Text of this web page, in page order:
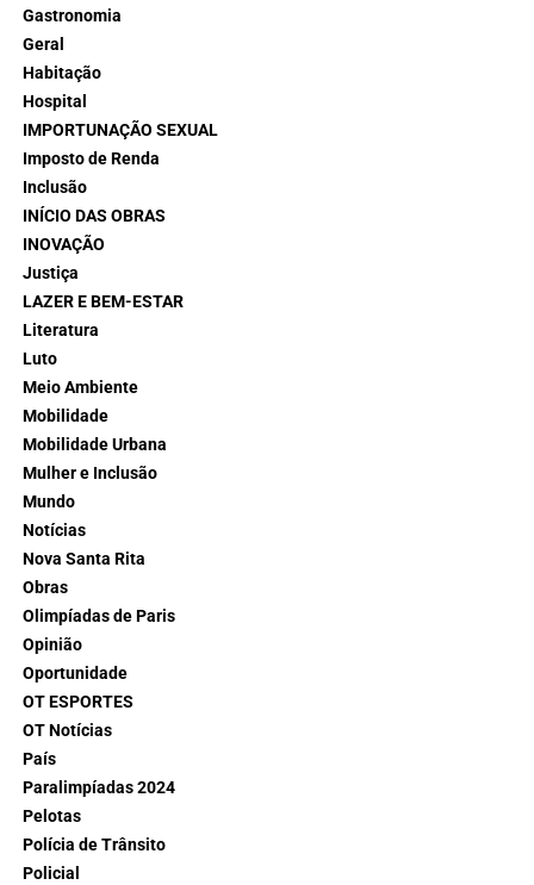
Gastronomia
Geral
Habitação
Hospital
IMPORTUNAÇÃO SEXUAL
Imposto de Renda
Inclusão
INÍCIO DAS OBRAS
INOVAÇÃO
Justiça
LAZER E BEM-ESTAR
Literatura
Luto
Meio Ambiente
Mobilidade
Mobilidade Urbana
Mulher e Inclusão
Mundo
Notícias
Nova Santa Rita
Obras
Olimpíadas de Paris
Opinião
Oportunidade
OT ESPORTES
OT Notícias
País
Paralimpíadas 2024
Pelotas
Polícia de Trânsito
Policial